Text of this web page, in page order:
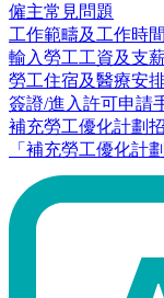
僱主常見問題
工作範疇及工作時間
輸入勞工工資及支
勞工住宿及醫療安
簽證/進入許可申請
補充勞工優化計劃
「補充勞工優化計